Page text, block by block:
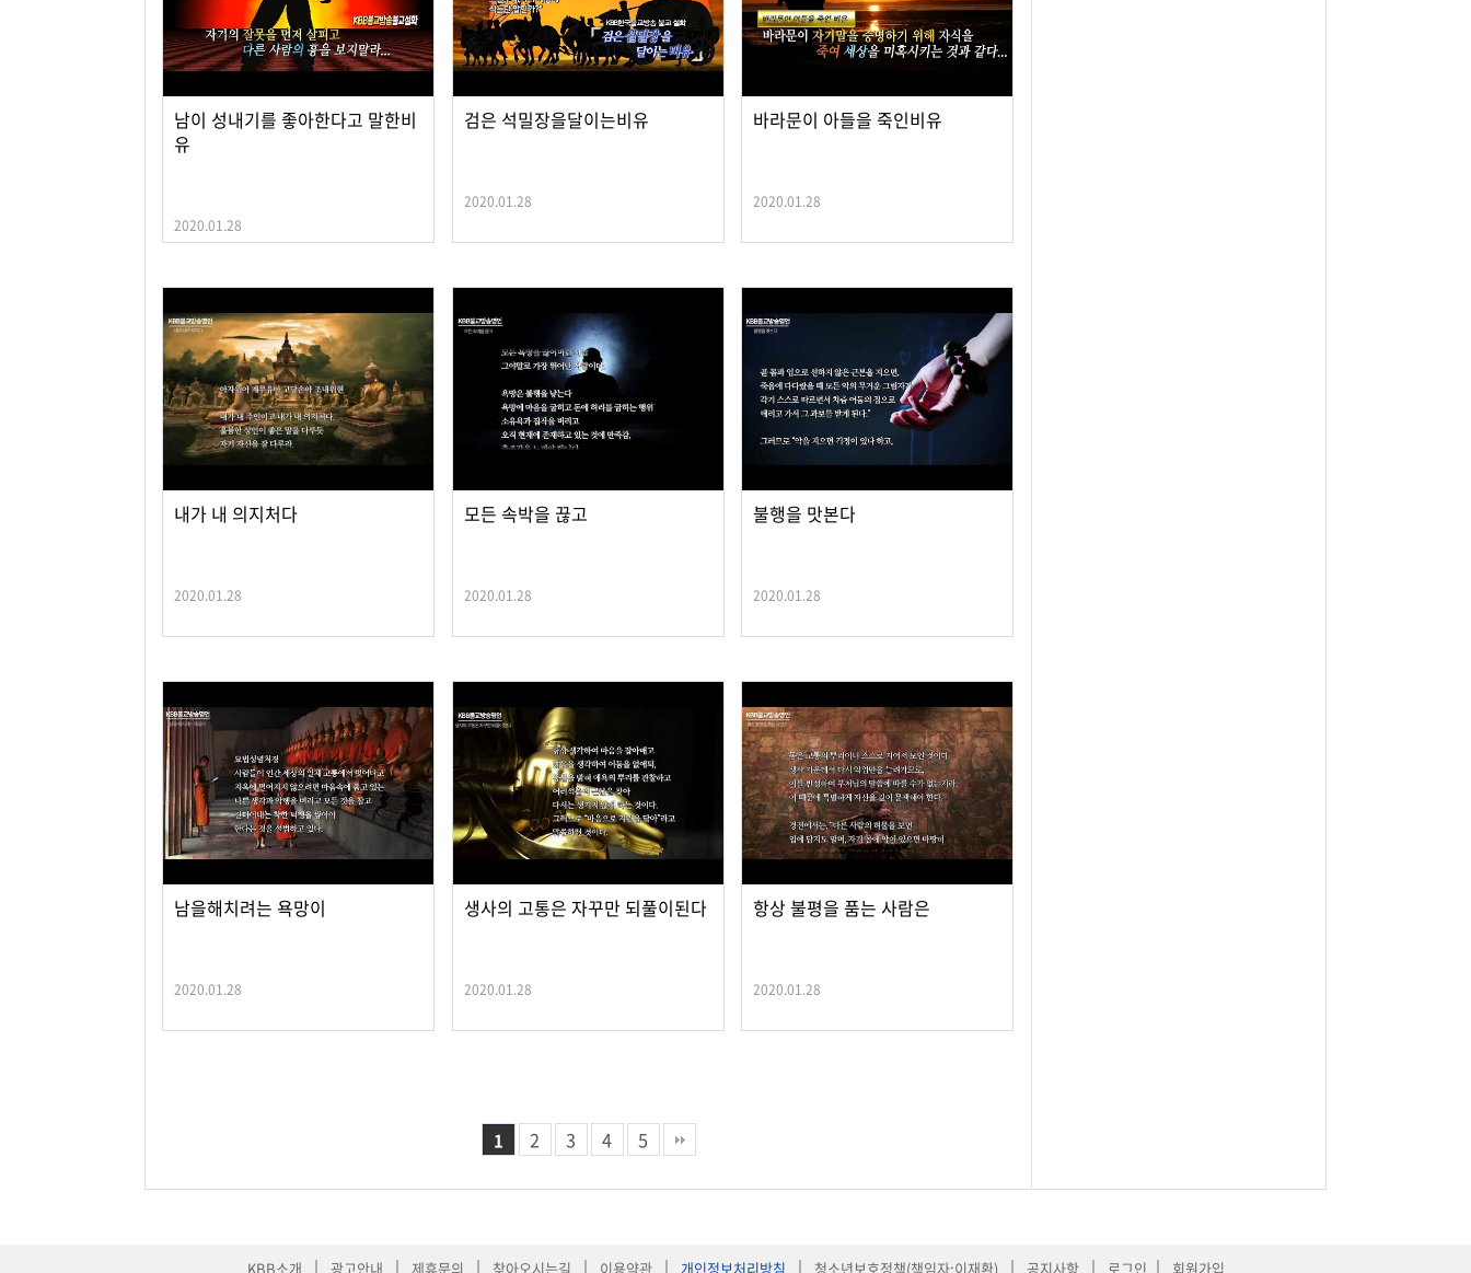
남이 성내기를 좋아한다고 말한비
유
2020.01.28
검은 석밀장을달이는비유
2020.01.28
바라문이 아들을 죽인비유
2020.01.28
내가 내 의지처다
2020.01.28
모든 속박을 끊고
2020.01.28
불행을 맛본다
2020.01.28
남을해치려는 욕망이
2020.01.28
생사의 고통은 자꾸만 되풀이된다
2020.01.28
항상 불평을 품는 사람은
2020.01.28
1 2 3 4 5
KBB소개 | 광고안내 | 제휴문의 | 찾아오시는길 | 이용약관 | 개인정보처리방침 | 청소년보호정책(책임자:이재환) | 공지사항 | 로그인 | 회원가입